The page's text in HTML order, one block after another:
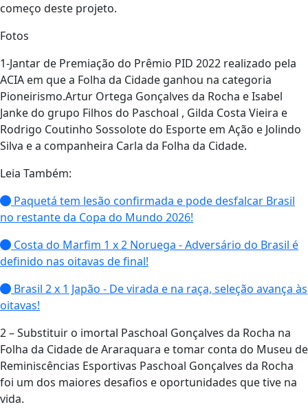
começo deste projeto.
Fotos
1-Jantar de Premiação do Prêmio PID 2022 realizado pela
ACIA em que a Folha da Cidade ganhou na categoria
Pioneirismo.Artur Ortega Gonçalves da Rocha e Isabel
Janke do grupo Filhos do Paschoal , Gilda Costa Vieira e
Rodrigo Coutinho Sossolote do Esporte em Ação e Jolindo
Silva e a companheira Carla da Folha da Cidade.
Leia Também:
Paquetá tem lesão confirmada e pode desfalcar Brasil
no restante da Copa do Mundo 2026!
Costa do Marfim 1 x 2 Noruega - Adversário do Brasil é
definido nas oitavas de final!
Brasil 2 x 1 Japão - De virada e na raça, seleção avança às
oitavas!
2 – Substituir o imortal Paschoal Gonçalves da Rocha na
Folha da Cidade de Araraquara e tomar conta do Museu de
Reminiscências Esportivas Paschoal Gonçalves da Rocha
foi um dos maiores desafios e oportunidades que tive na
vida.